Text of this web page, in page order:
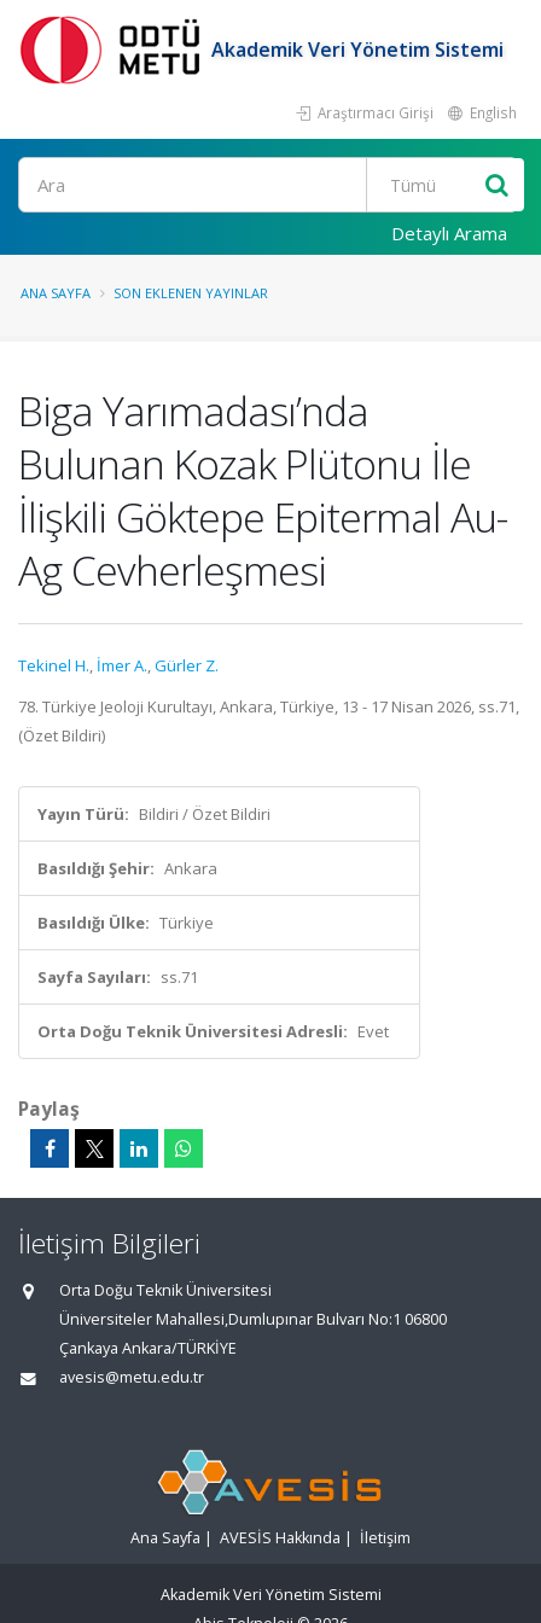
Akademik Veri Yönetim Sistemi
Araştırmacı Girişi English
Ara
Detaylı Arama
ANA SAYFA SON EKLENEN YAYINLAR
Biga Yarımadası’nda
Bulunan Kozak Plütonu İle
İlişkili Göktepe Epitermal Au-
Ag Cevherleşmesi
Tekinel H., İmer A.,Gürler Z.
78. Türkiye Jeoloji Kurultayı, Ankara, Türkiye, 13 - 17 Nisan 2026, ss.71,
(Özet Bildiri)
Yayın Türü: Bildiri / Özet Bildiri
Basıldığı Şehir: Ankara
Basıldığı Ülke: Türkiye
Sayfa Sayıları: ss.71
Orta Doğu Teknik Üniversitesi Adresli: Evet
Paylaş
İletişim Bilgileri
Orta Doğu Teknik Üniversitesi
Üniversiteler Mahallesi,Dumlupınar Bulvarı No:1 06800
Çankaya Ankara/TÜRKİYE
avesis@metu.edu.tr
Ana Sayfa | AVESİS Hakkında | İletişim
Akademik Veri Yönetim Sistemi